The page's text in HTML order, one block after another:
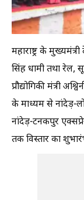
महाराष्ट्र के
सिंह धामी तथा रेल,
प्रौद्योगिकी मंत्री
के माध्यम से नांदेड़-
नांदेड़-टनकपुर
तक विस्तार का